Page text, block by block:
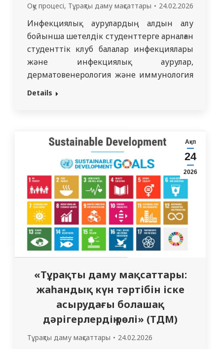
Оқу процесі, Тұрақты даму мақсаттары 24.02.2026
Инфекциялық аурулардың алдын алу
бойынша шетелдік студенттерге арналған
студенттік клуб балалар инфекциялары
және инфекциялық аурулар,
дерматовенерология және иммунология
кафедраларының базасында құрылған.
мақсаты аясында жүзеге асырады. Негізгі
қызмет бағыттары: Инфекциялардың
алдын алу бойынша дәрістер мен
интерактивті семинарлар өткізу; Қол
гигиенасы және салауатты өмір салты…
Details
Ақп
24
2026
«Тұрақты даму мақсаттары:
жаһандық күн тәртібін іске
асырудағы болашақ
дәрігерлердің рөлі» (ТДМ)
Тұрақты даму мақсаттары 24.02.2026